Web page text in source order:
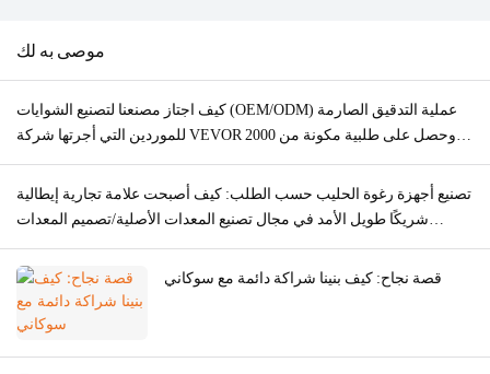
موصى به لك
كيف اجتاز مصنعنا لتصنيع الشوايات (OEM/ODM) عملية التدقيق الصارمة
للموردين التي أجرتها شركة VEVOR وحصل على طلبية مكونة من 2000
تصنيع أجهزة رغوة الحليب حسب الطلب: كيف أصبحت علامة تجارية إيطالية
شريكًا طويل الأمد في مجال تصنيع المعدات الأصلية/تصميم المعدات
قصة نجاح: كيف بنينا شراكة دائمة مع سوكاني